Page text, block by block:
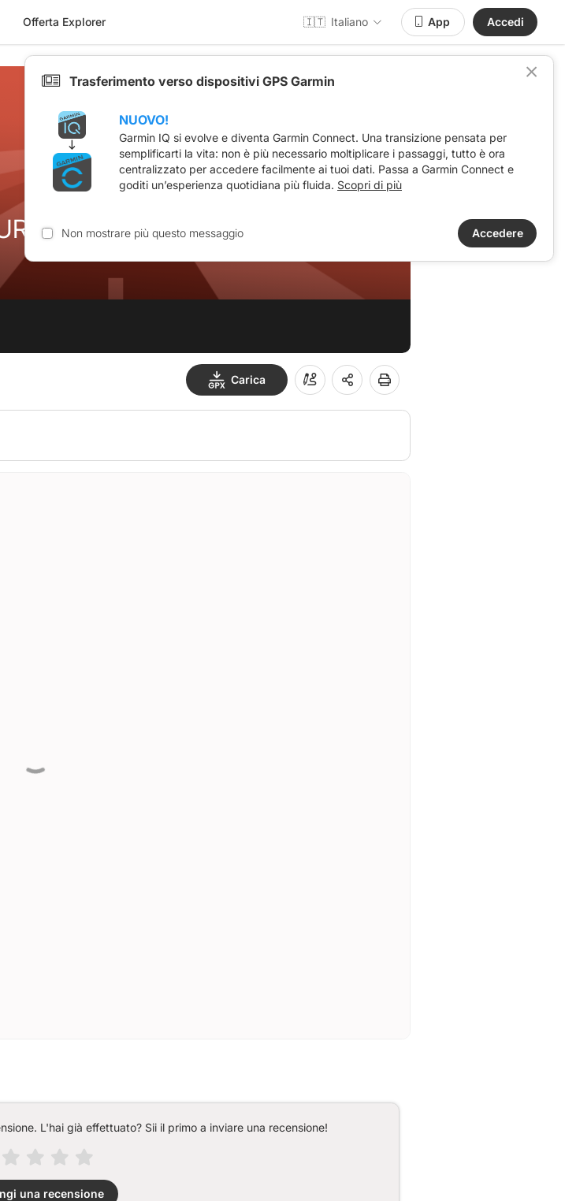
Offerta Explorer 🇮🇹 Italiano App Accedi
13/ 38 KMS
Carica
L'hai già effettuato? Sii il primo a inviare una recensione!
una recensione
Trasferimento verso dispositivi GPS Garmin
NUOVO!
Garmin IQ si evolve e diventa Garmin Connect. Una transizione pensata per
semplificarti la vita: non è più necessario moltiplicare i passaggi, tutto è ora
centralizzato per accedere facilmente ai tuoi dati. Passa a Garmin Connect e
goditi un’esperienza quotidiana più fluida. Scopri di più
Non mostrare più questo messaggio Accedere